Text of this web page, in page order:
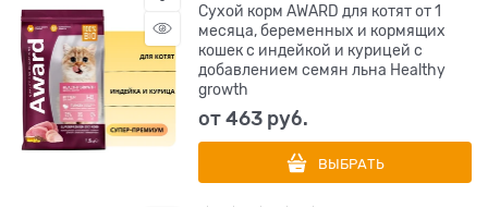
Сухой корм AWARD для котят от 1
месяца, беременных и кормящих
кошек с индейкой и курицей с
добавлением семян льна Healthy
growth
от463 руб.
ВЫБРАТЬ